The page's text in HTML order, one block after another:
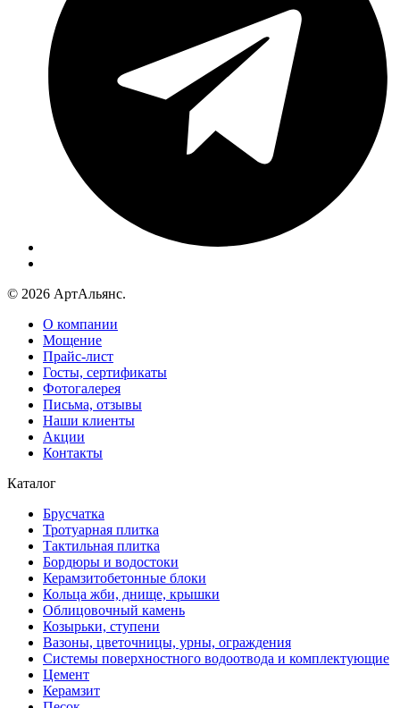
© 2026 АртАльянс.
О компании
Мощение
Прайс-лист
Госты, сертификаты
Фотогалерея
Письма, отзывы
Наши клиенты
Акции
Контакты
Каталог
Брусчатка
Тротуарная плитка
Тактильная плитка
Бордюры и водостоки
Керамзитобетонные блоки
Кольца жби, днище, крышки
Облицовочный камень
Козырьки, ступени
Вазоны, цветочницы, урны, ограждения
Системы поверхностного водоотвода и комплектующие
Цемент
Керамзит